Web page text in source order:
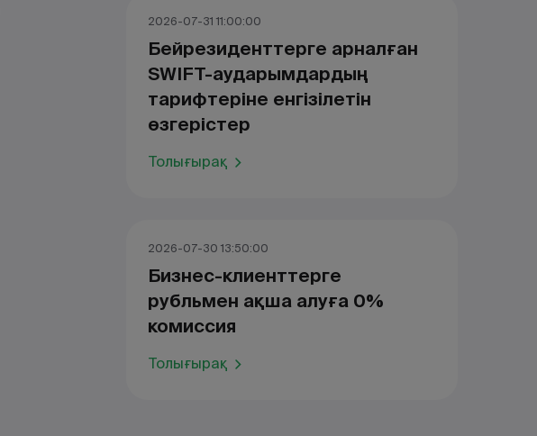
2026-07-31 11:00:00
Бейрезиденттерге арналған
SWIFT-аударымдардың
тарифтеріне енгізілетін
өзгерістер
Толығырақ
2026-07-30 13:50:00
Бизнес-клиенттерге
рубльмен ақша алуға 0%
комиссия
Толығырақ